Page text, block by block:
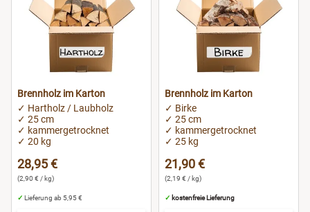
Brennholz im Karton
✓ Hartholz / Laubholz
✓ 25 cm
✓ kammergetrocknet
✓ 20 kg
28,95 €
(2,90 € / kg)
✓ Lieferung ab 5,95 €
Brennholz im Karton
✓ Birke
✓ 25 cm
✓ kammergetrocknet
✓ 25 kg
21,90 €
(2,19 € / kg)
✓ kostenfreie Lieferung